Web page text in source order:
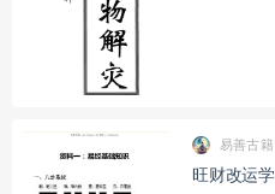
易善古籍
旺财改运